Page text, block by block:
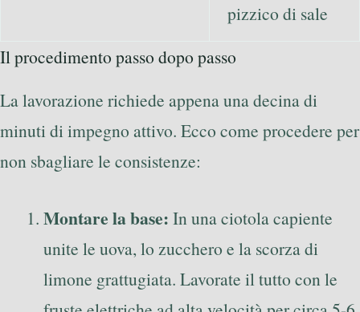
pizzico di sale
Il procedimento passo dopo passo
La lavorazione richiede appena una decina di
minuti di impegno attivo. Ecco come procedere per
non sbagliare le consistenze:
Montare la base: In una ciotola capiente
unite le uova, lo zucchero e la scorza di
limone grattugiata. Lavorate il tutto con le